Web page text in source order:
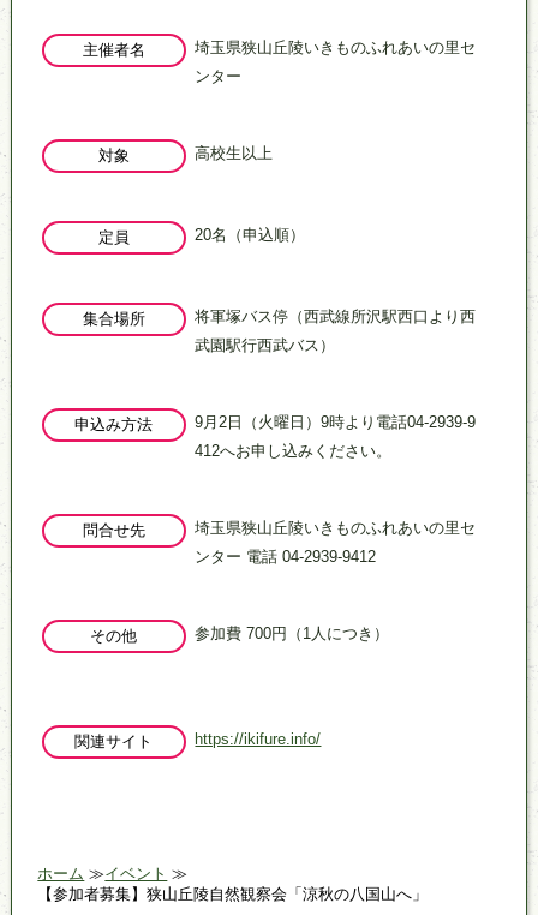
主催者名
埼玉県狭山丘陵いきものふれあいの里セ
ンター
対象 高校生以上
定員 20名（申込順）
集合場所
将軍塚バス停（西武線所沢駅西口より西
武園駅行西武バス）
申込み方法
9月2日（火曜日）9時より電話04-2939-9
412へお申し込みください。
問合せ先
埼玉県狭山丘陵いきものふれあいの里セ
ンター 電話 04-2939-9412
その他 参加費 700円（1人につき）
関連サイト https://ikifure.info/
ホーム
イベント
【参加者募集】狭山丘陵自然観察会「涼秋の八国山へ」